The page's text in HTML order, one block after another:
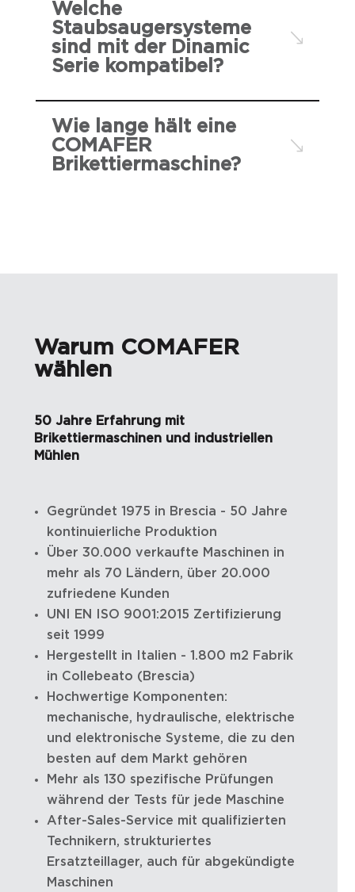
Welche
Staubsaugersysteme
sind mit der Dinamic
Serie kompatibel?
Wie lange hält eine
COMAFER
Brikettiermaschine?
Warum COMAFER
wählen
50 Jahre Erfahrung mit
Brikettiermaschinen und industriellen
Mühlen
Gegründet 1975 in Brescia - 50 Jahre
kontinuierliche Produktion
Über 30.000 verkaufte Maschinen in
mehr als 70 Ländern, über 20.000
zufriedene Kunden
UNI EN ISO 9001:2015 Zertifizierung
seit 1999
Hergestellt in Italien - 1.800 m2 Fabrik
in Collebeato (Brescia)
Hochwertige Komponenten:
mechanische, hydraulische, elektrische
und elektronische Systeme, die zu den
besten auf dem Markt gehören
Mehr als 130 spezifische Prüfungen
während der Tests für jede Maschine
After-Sales-Service mit qualifizierten
Technikern, strukturiertes
Ersatzteillager, auch für abgekündigte
Maschinen